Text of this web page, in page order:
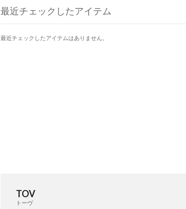
最近チェックしたアイテム
最近チェックしたアイテムはありません。
TOV
トーヴ